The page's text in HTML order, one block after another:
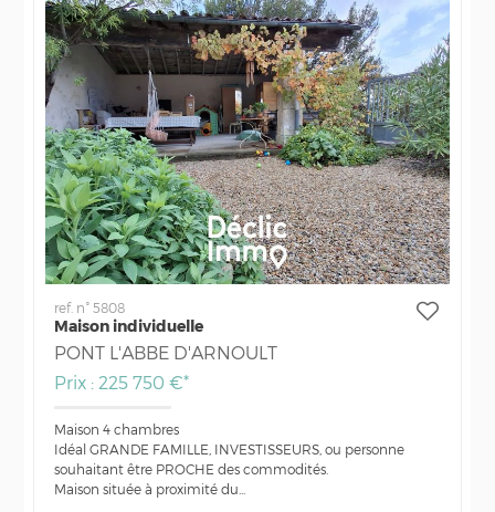
ref. n° 5808
Maison individuelle
PONT L'ABBE D'ARNOULT
Prix : 225 750 €*
Maison 4 chambres
Idéal GRANDE FAMILLE, INVESTISSEURS, ou personne
souhaitant être PROCHE des commodités.
Maison située à proximité du...